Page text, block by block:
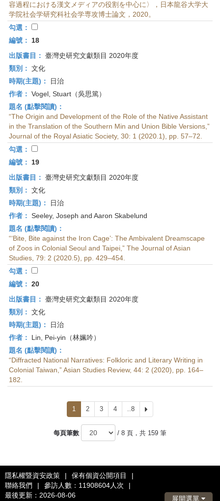
容過程における漢文メディアの役割を中心に〉，日本龍谷大学大
学院社会学研究科社会学専攻博士論文，2020。
勾選：
編號：
18
出版書目： 臺灣史研究文獻類目 2020年度
類別： 文化
時期(主題)：
日治
作者： Vogel, Stuart（吳思篤）
題名 (點擊閱讀)：
“The Origin and Development of the Role of the Native Assistant
in the Translation of the Southern Min and Union Bible Versions,”
Journal of the Royal Asiatic Society, 30: 1 (2020.1), pp. 57–72.
勾選：
編號：
19
出版書目： 臺灣史研究文獻類目 2020年度
類別： 文化
時期(主題)：
日治
作者： Seeley, Joseph and Aaron Skabelund
題名 (點擊閱讀)：
“‘Bite, Bite against the Iron Cage’: The Ambivalent Dreamscape
of Zoos in Colonial Seoul and Taipei,” The Journal of Asian
Studies, 79: 2 (2020.5), pp. 429–454.
勾選：
編號： 20
出版書目： 臺灣史研究文獻類目 2020年度
類別： 文化
時期(主題)：
日治
作者：
Lin, Pei-yin（林姵吟）
題名 (點擊閱讀)：
“Diffracted National Narratives: Folkloric and Literary Writing in
Colonial Taiwan,” Asian Studies Review, 44: 2 (2020), pp. 164–
182.
1 2 3 4 ..8
一
每頁筆數
/ 8 頁，共 159 筆
隱私權暨資安政策 | 保有個資公開項目
|
聯絡我們
| 參訪人數：11908604人次
|
最後更新：2026-08-06
展開選單